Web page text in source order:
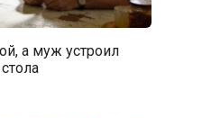
а муж устроил